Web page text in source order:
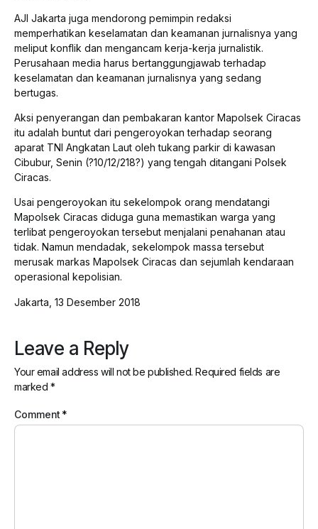
AJI Jakarta juga mendorong pemimpin redaksi
memperhatikan keselamatan dan keamanan jurnalisnya yang
meliput konflik dan mengancam kerja-kerja jurnalistik.
Perusahaan media harus bertanggungjawab terhadap
keselamatan dan keamanan jurnalisnya yang sedang
bertugas.
Aksi penyerangan dan pembakaran kantor Mapolsek Ciracas
itu adalah buntut dari pengeroyokan terhadap seorang
aparat TNI Angkatan Laut oleh tukang parkir di kawasan
Cibubur, Senin (?10/12/218?) yang tengah ditangani Polsek
Ciracas.
Usai pengeroyokan itu sekelompok orang mendatangi
Mapolsek Ciracas diduga guna memastikan warga yang
terlibat pengeroyokan tersebut menjalani penahanan atau
tidak. Namun mendadak, sekelompok massa tersebut
merusak markas Mapolsek Ciracas dan sejumlah kendaraan
operasional kepolisian.
Jakarta, 13 Desember 2018
Leave a Reply
Your email address will not be published. Required fields are
marked*
Comment *